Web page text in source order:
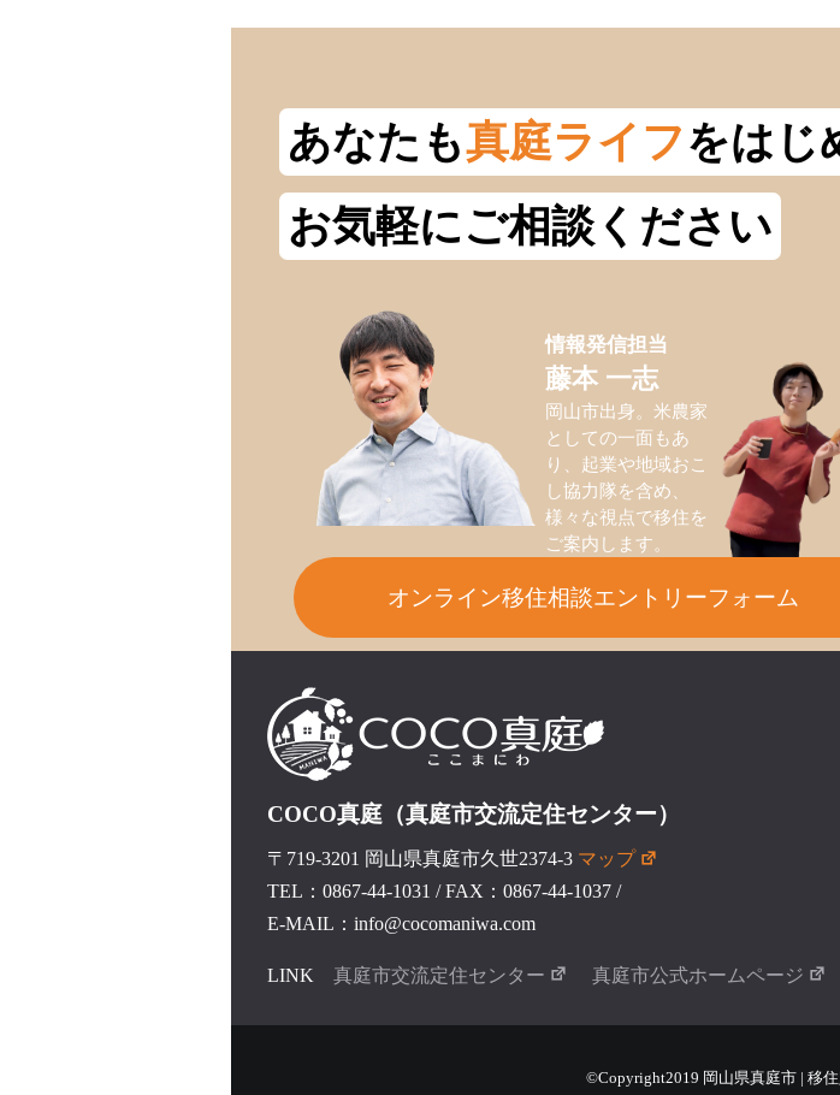
あなたも真庭ライフをはじ
お気軽にご相談ください
情報発信担当
藤本 一志
岡山市出身。米農家
としての一面もあ
り、起業や地域おこ
し協力隊を含め、
様々な視点で移住を
ご案内します。
オンライン移住相談エントリーフォーム
COCO真庭（真庭市交流定住センター）
〒719-3201 岡山県真庭市久世2374-3 マップ
TEL：0867-44-1031 /FAX：0867-44-1037/
E-MAIL：info@cocomaniwa.com
LINK 真庭市交流定住センター 真庭市公式ホームページ
©Copyright2019 岡山県真庭市 | 移住